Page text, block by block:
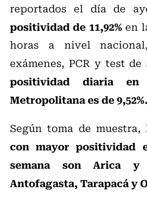
reportados el día de
positividad de 11,92%en
horas a nivel
exámenes, PCR y test de
positividad diaria
Metropolitana es de 9,52%.
Según toma de muestra,
con mayor positividad
semana son Arica y
Antofagasta, Tarapacá y